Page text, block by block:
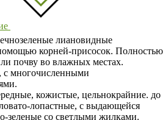
лиановидные
корней-присосок. Полностью
почву во влажных местах.
с многочисленными
кожистые, цельнокрайние. до
лопастные, с выдающейся
зеленые со светлыми жилками.